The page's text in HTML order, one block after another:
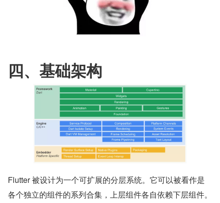
四、基础架构
Flutter 被设计为一个可扩展的分层系统。它可以被看作是
各个独立的组件的系列合集，上层组件各自依赖下层组件。